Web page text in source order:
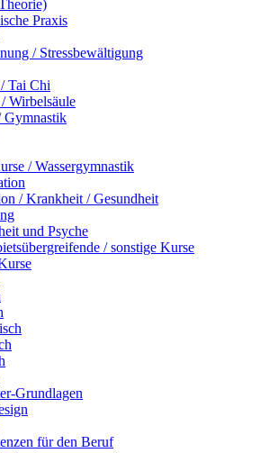
Praxis
/ Stressbewältigung
Tai Chi
Wirbelsäule
Gymnastik
/ Wassergymnastik
/ Krankheit / Gesundheit
und Psyche
/ sonstige Kurse
Grundlagen
für den Beruf